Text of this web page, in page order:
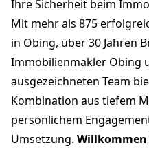
Ihre Sicherheit beim
Mit mehr als 875
in Obing, über 30 Jahren
Immobilienmakler Obing
ausgezeichneten Team
Kombination aus tiefem
persönlichem
Umsetzung.